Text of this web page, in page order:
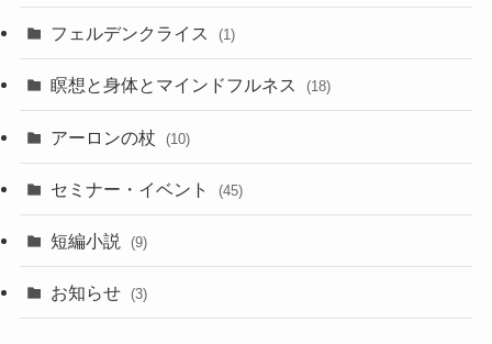
フェルデンクライス (1)
瞑想と身体とマインドフルネス (18)
アーロンの杖 (10)
セミナー・イベント (45)
短編小説 (9)
お知らせ (3)